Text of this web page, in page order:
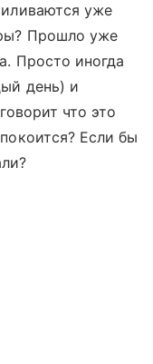
уже
Прошло уже
Просто иногда
день) и
что это
Если бы